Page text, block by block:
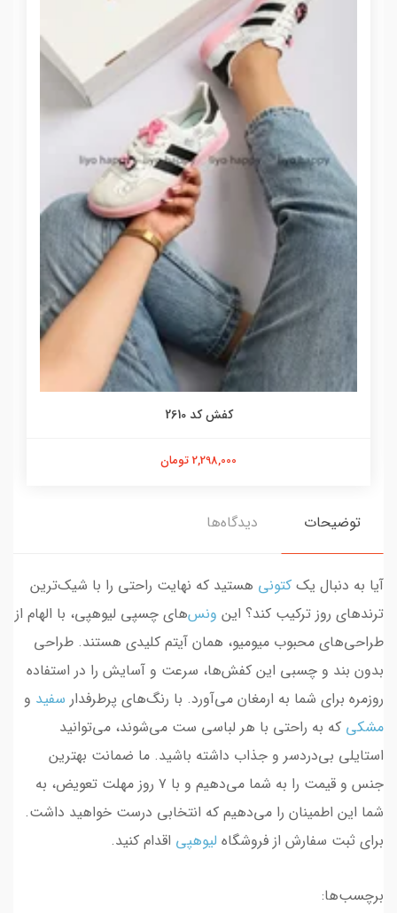
کفش کد 2610
2,298,000 تومان
توضیحات دیدگاه‌ها
آیا به دنبال یک کتونی هستید که نهایت راحتی را با شیک‌ترین
ترندهای روز ترکیب کند؟ این ونس‌های چسپی لیوهپی، با الهام از
طراحی‌های محبوب میومیو، همان آیتم کلیدی هستند. طراحی
بدون بند و چسبی این کفش‌ها، سرعت و آسایش را در استفاده
روزمره برای شما به ارمغان می‌آورد. با رنگ‌های پرطرفدار سفید و
مشکی که به راحتی با هر لباسی ست می‌شوند، می‌توانید
استایلی بی‌دردسر و جذاب داشته باشید. ما ضمانت بهترین
جنس و قیمت را به شما می‌دهیم و با ۷ روز مهلت تعویض، به
شما این اطمینان را می‌دهیم که انتخابی درست خواهید داشت.
برای ثبت سفارش از فروشگاه لیوهپی اقدام کنید.
برچسب‌ها: